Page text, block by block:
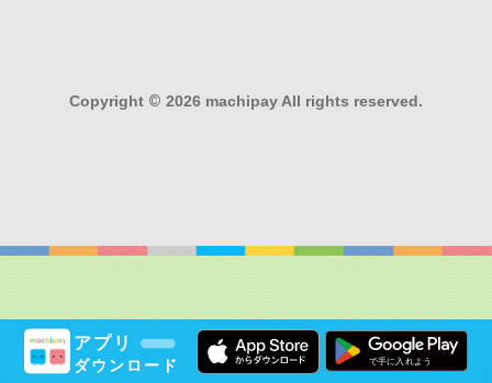
アプリ
ダウンロード
Copyright © 2026 machipay All rights reserved.